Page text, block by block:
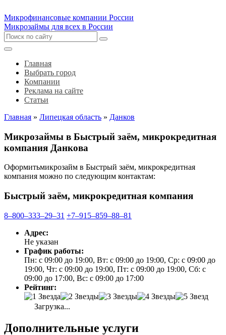
Микрофинансовые компании России
Микрозаймы для всех в России
Главная
Выбрать город
Компании
Реклама на сайте
Статьи
Главная » Липецкая область » Данков
Микрозаймы в Быстрый заём, микрокредитная
компания Данкова
Оформитьмикрозайм в Быстрый заём, микрокредитная
компания можно по следующим контактам:
Быстрый заём, микрокредитная компания
8‒800‒333‒29‒31 +7‒915‒859‒88‒81
Адрес:
Не указан
График работы:
Пн: с 09:00 до 19:00, Вт: с 09:00 до 19:00, Ср: с 09:00 до
19:00, Чт: с 09:00 до 19:00, Пт: с 09:00 до 19:00, Сб: с
09:00 до 17:00, Вс: с 09:00 до 17:00
Рейтинг:
Загрузка...
Дополнительные услуги